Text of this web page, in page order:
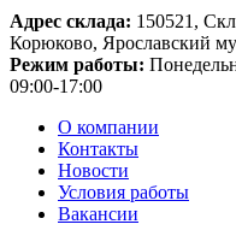
Адрес склада: 150521,
Корюково, Ярославский
Режим работы:
09:00-17:00
О компании
Контакты
Новости
Условия работы
Вакансии